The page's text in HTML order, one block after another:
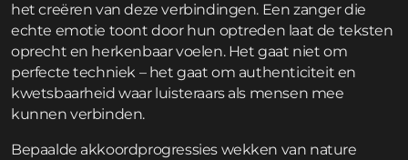
het creëren van deze verbindingen. Een zanger die
echte emotie toont door hun optreden laat de teksten
oprecht en herkenbaar voelen. Het gaat niet om
perfecte techniek – het gaat om authenticiteit en
kwetsbaarheid waar luisteraars als mensen mee
kunnen verbinden.
Bepaalde akkoordprogressies wekken van nature